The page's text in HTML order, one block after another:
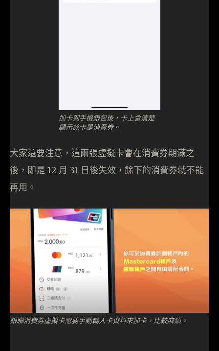
加卡到手機銀包後，卡上會清楚
顯示該卡是消費券。
大家還要注意，這兩張虛擬卡會在消費券期滿之
後，即是 12 月 31 日後失效，餘下的消費券就不能
再用。
銀聯消費券虛擬卡需要手動輸入卡資料來加卡，比較麻煩。